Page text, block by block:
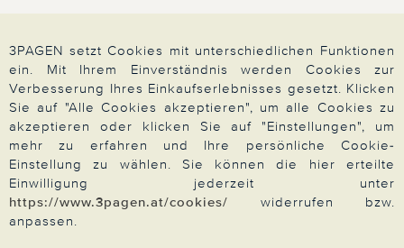
Über 3PAGEN
Wir beraten Sie gern
Impressum Datenschutz
Alle Preise in Euro, inkl. der gesetzlichen MwSt.
3PAGEN setzt Cookies mit unterschiedlichen Funktionen
ein. Mit Ihrem Einverständnis werden Cookies zur
Verbesserung Ihres Einkaufserlebnisses gesetzt. Klicken
Sie auf "Alle Cookies akzeptieren", um alle Cookies zu
akzeptieren oder klicken Sie auf "Einstellungen", um
mehr zu erfahren und Ihre persönliche Cookie-
Einstellung zu wählen. Sie können die hier erteilte
Einwilligung jederzeit unter
https://www.3pagen.at/cookies/ widerrufen bzw.
anpassen.